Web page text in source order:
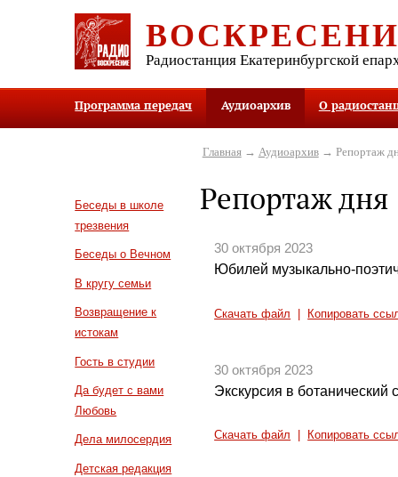
Радиостанция Екатеринбургской
Программа передач Аудиоархив О
Беседы в школе
трезвения
Беседы о Вечном
В кругу семьи
Возвращение к
истокам
Гость в студии
Да будет с вами
Любовь
Дела милосердия
Детская редакция
Главная→ Аудиоархив→ Репортаж
Репортаж дня
30 октября 2023
Юбилей музыкально-
Скачать файл Копировать
30 октября 2023
Экскурсия в ботанический
Скачать файл Копировать